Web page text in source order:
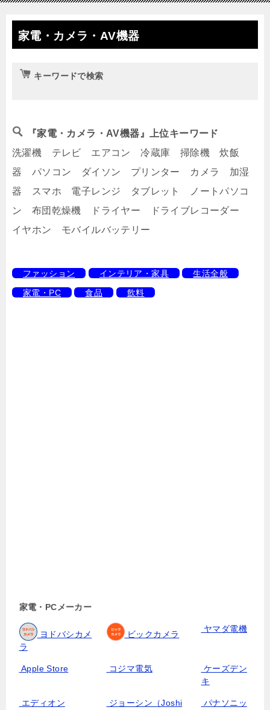
家電・カメラ・AV機器
キーワードで検索
『家電・カメラ・AV機器』上位キーワード
洗濯機 テレビ エアコン 冷蔵庫 掃除機 炊飯
器 パソコン ダイソン プリンター カメラ 加湿
器 スマホ 電子レンジ タブレット ノートパソコ
ン 布団乾燥機 ドライヤー ドライブレコーダー
イヤホン モバイルバッテリー
ファッション インテリア・家具
生活全般
家電・PC
食品 飲料
家電・PCメーカー
ヨドバシカメ
ラ
ビックカメラ
ヤマダ電機
Apple Store コジマ電気
ケーズデン
キ
エディオン
ジョーシン（Joshi
パナソニッ